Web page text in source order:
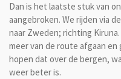
Dan is het laatste stuk van
aangebroken. We rijden via
naar Zweden; richting
meer van de route afgaan en
hopen dat over de bergen,
weer beter is.